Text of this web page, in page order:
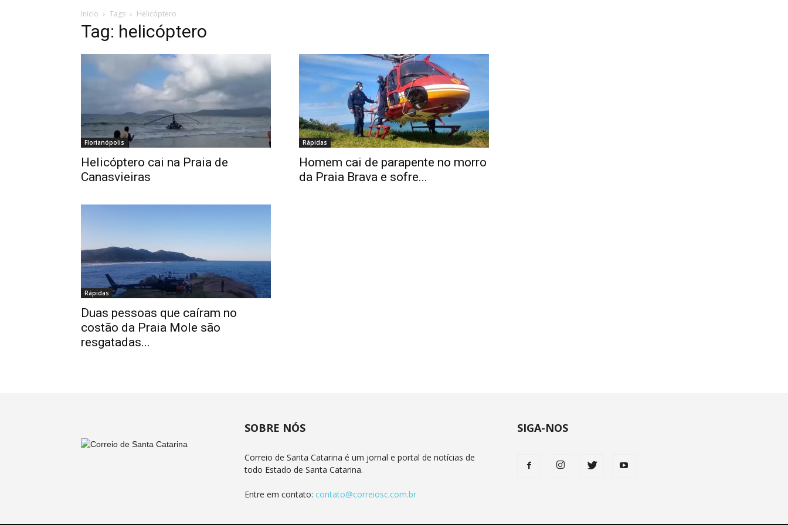
Inicio Tags Helicóptero
Tag: helicóptero
Florianópolis
Helicóptero cai na Praia de
Canasvieiras
Rápidas
Homem cai de parapente no morro
da Praia Brava e sofre...
Rápidas
Duas pessoas que caíram no
costão da Praia Mole são
resgatadas...
SOBRE NÓS
Correio de Santa Catarina é um jornal e portal de notícias de
todo Estado de Santa Catarina.
Entre em contato: contato@correiosc.com.br
SIGA-NOS